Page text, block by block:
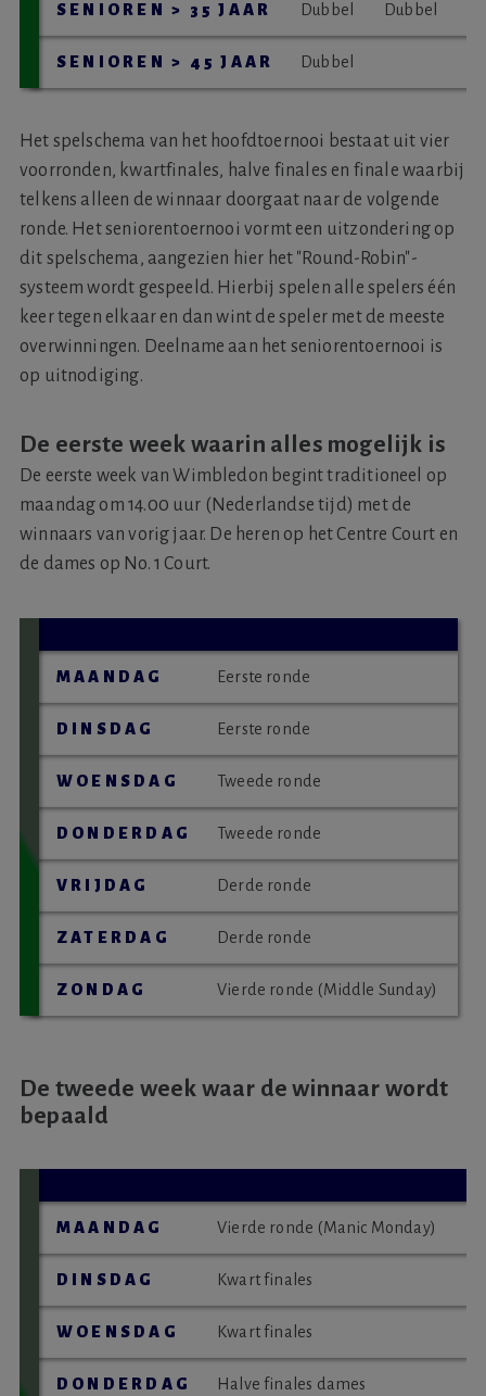
SENIOREN > 35 JAAR Dubbel Dubbel
SENIOREN > 45 JAAR Dubbel
Het spelschema van het hoofdtoernooi bestaat uit vier
voorronden, kwartfinales, halve finales en finale waarbij
telkens alleen de winnaar doorgaat naar de volgende
ronde. Het seniorentoernooi vormt een uitzondering op
dit spelschema, aangezien hier het "Round-Robin"-
systeem wordt gespeeld. Hierbij spelen alle spelers één
keer tegen elkaar en dan wint de speler met de meeste
overwinningen. Deelname aan het seniorentoernooi is
op uitnodiging.
De eerste week waarin alles mogelijk is
De eerste week van Wimbledon begint traditioneel op
maandag om 14.00 uur (Nederlandse tijd) met de
winnaars van vorig jaar. De heren op het Centre Court en
de dames op No. 1 Court.
MAANDAG eerste ronde
DINSDAG eerste ronde
WOENSDAG tweede ronde
DONDERDAG tweede ronde
VRIJDAG derde ronde
ZATERDAG derde ronde
ZONDAG vierde ronde (Middle Sunday)
De tweede week waar de winnaar wordt
bepaald
MAANDAG vierde ronde (Manic Monday)
DINSDAG kwart finales
WOENSDAG kwart finales
DONDERDAG halve finales dames